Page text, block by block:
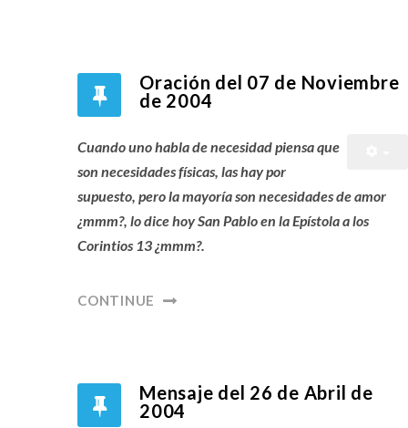
Oración del 07 de Noviembre
de 2004
Cuando uno habla de necesidad piensa que
son necesidades físicas, las hay por
supuesto, pero la mayoría son necesidades de amor
¿mmm?, lo dice hoy San Pablo en la Epístola a los
Corintios 13 ¿mmm?.
CONTINUE
Mensaje del 26 de Abril de
2004